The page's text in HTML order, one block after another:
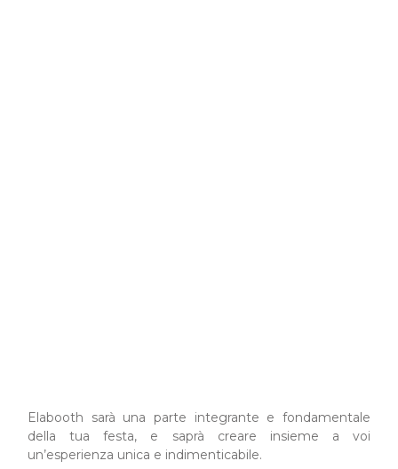
Elabooth sarà una parte integrante e fondamentale
della tua festa, e saprà creare insieme a voi
un’esperienza unica e indimenticabile.